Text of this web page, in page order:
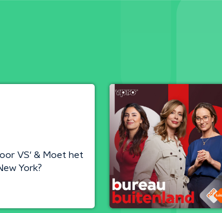
VS' & Moet het
York?